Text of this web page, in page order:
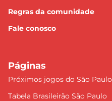
Regras da comunidade
Fale conosco
Páginas
Próximos jogos do São Paulo
Tabela Brasileirão São Paulo